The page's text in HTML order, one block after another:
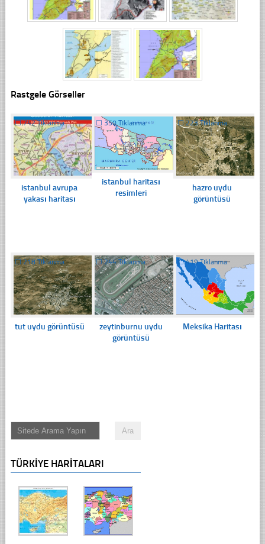
Rastgele Görseller
☐742 Tıklanma
istanbul avrupa
yakası haritası
☐350 Tıklanma
istanbul haritası
resimleri
☐223 Tıklanma
hazro uydu
görüntüsü
☐218 Tıklanma
tut uydu görüntüsü
☐244 Tıklanma
zeytinburnu uydu
görüntüsü
☐419 Tıklanma
Meksika Haritası
TÜRKIYE HARITALARI